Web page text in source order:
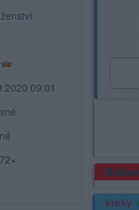
09:01
kroky